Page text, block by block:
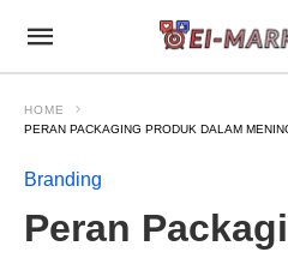
HOME
PERAN PACKAGING PRODUK DALAM
Branding
Peran